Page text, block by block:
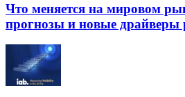
Что меняется на мировом
прогнозы и новые драйверы